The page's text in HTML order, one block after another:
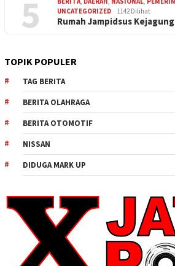
5
UNCATEGORIZED
1142 Dilihat
Rumah Jampidsus
TOPIK POPULER
TAG BERITA
BERITA OLAHRAGA
BERITA OTOMOTIF
NISSAN
DIDUGA MARK UP